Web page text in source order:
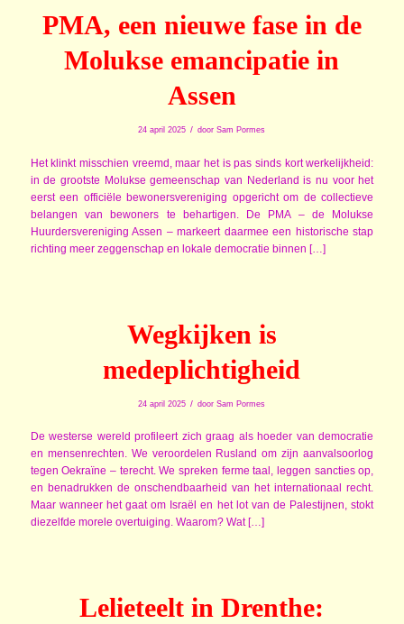
PMA, een nieuwe fase in de
Molukse emancipatie in
Assen
24 april 2025 / doorSam Pormes
Het klinkt misschien vreemd, maar het is pas sinds kort werkelijkheid:
in de grootste Molukse gemeenschap van Nederland is nu voor het
eerst een officiële bewonersvereniging opgericht om de collectieve
belangen van bewoners te behartigen. De PMA – de Molukse
Huurdersvereniging Assen – markeert daarmee een historische stap
richting meer zeggenschap en lokale democratie binnen […]
Wegkijken is
medeplichtigheid
24 april 2025 / doorSam Pormes
De westerse wereld profileert zich graag als hoeder van democratie
en mensenrechten. We veroordelen Rusland om zijn aanvalsoorlog
tegen Oekraïne – terecht. We spreken ferme taal, leggen sancties op,
en benadrukken de onschendbaarheid van het internationaal recht.
Maar wanneer het gaat om Israël en het lot van de Palestijnen, stokt
diezelfde morele overtuiging. Waarom? Wat […]
Lelieteelt in Drenthe: